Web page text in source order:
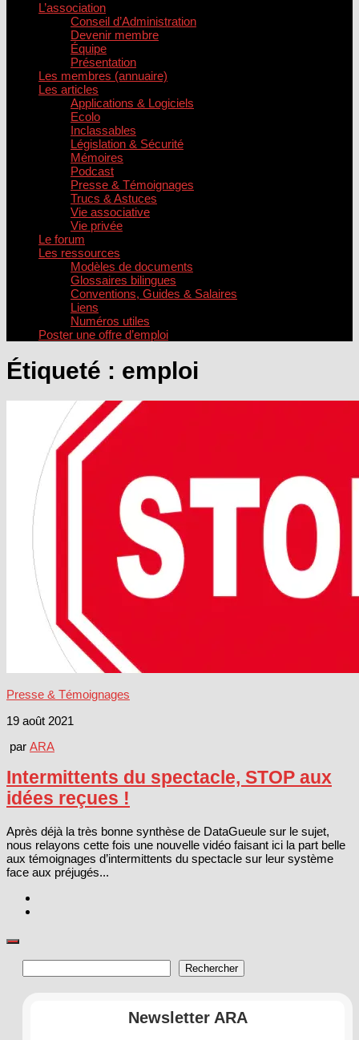
L’association
Conseil d’Administration
Devenir membre
Équipe
Présentation
Les membres (annuaire)
Les articles
Applications & Logiciels
Ecolo
Inclassables
Législation & Sécurité
Mémoires
Podcast
Presse & Témoignages
Trucs & Astuces
Vie associative
Vie privée
Le forum
Les ressources
Modèles de documents
Glossaires bilingues
Conventions, Guides & Salaires
Liens
Numéros utiles
Poster une offre d’emploi
Étiqueté : emploi
Presse & Témoignages
19 août 2021
par ARA
Intermittents du spectacle, STOP aux
idées reçues !
Après déjà la très bonne synthèse de DataGueule sur le sujet,
nous relayons cette fois une nouvelle vidéo faisant ici la part belle
aux témoignages d’intermittents du spectacle sur leur système
face aux préjugés...
Rechercher
Newsletter ARA